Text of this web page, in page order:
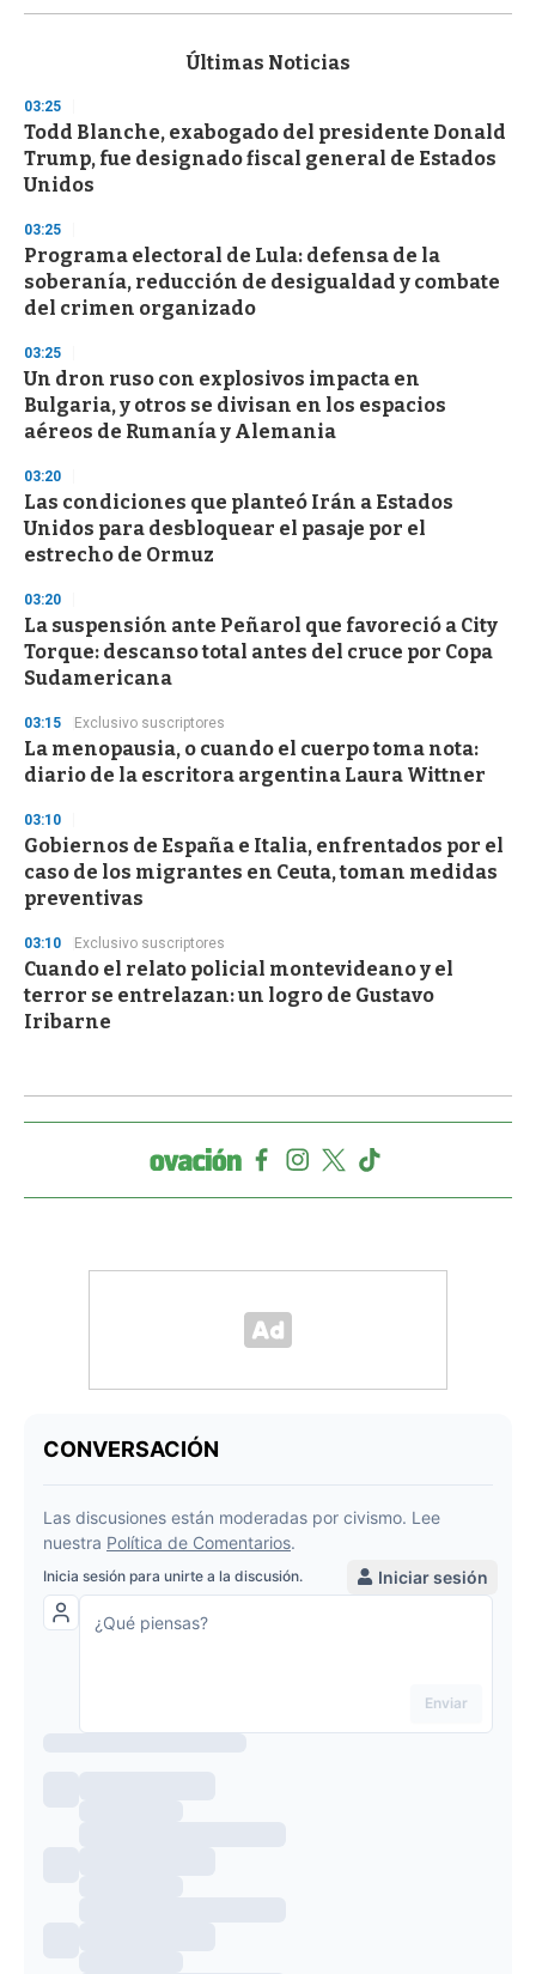
s
d
s
o
f
3
s
e
c
o
n
Últimas Noticias
03:25
Todd Blanche, exabogado del presidente Donald
Trump, fue designado fiscal general de Estados
Unidos
03:25
Programa electoral de Lula: defensa de la
soberanía, reducción de desigualdad y combate
del crimen organizado
03:25
Un dron ruso con explosivos impacta en
Bulgaria, y otros se divisan en los espacios
aéreos de Rumanía y Alemania
03:20
Las condiciones que planteó Irán a Estados
Unidos para desbloquear el pasaje por el
estrecho de Ormuz
03:20
La suspensión ante Peñarol que favoreció a City
Torque: descanso total antes del cruce por Copa
Sudamericana
03:15 Exclusivo suscriptores
La menopausia, o cuando el cuerpo toma nota:
diario de la escritora argentina Laura Wittner
03:10
Gobiernos de España e Italia, enfrentados por el
caso de los migrantes en Ceuta, toman medidas
preventivas
03:10 Exclusivo suscriptores
Cuando el relato policial montevideano y el
terror se entrelazan: un logro de Gustavo
Iribarne